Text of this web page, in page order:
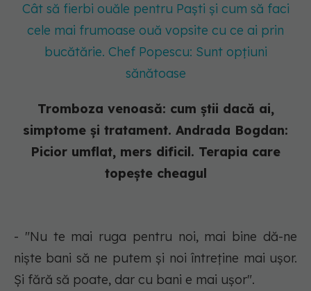
Cât să fierbi ouăle pentru Paști și cum să faci
cele mai frumoase ouă vopsite cu ce ai prin
bucătărie. Chef Popescu: Sunt opțiuni
sănătoase
Tromboza venoasă: cum știi dacă ai,
simptome și tratament. Andrada Bogdan:
Picior umflat, mers dificil. Terapia care
topește cheagul
- "Nu te mai ruga pentru noi, mai bine dă-ne
niște bani să ne putem și noi întreține mai ușor.
Și fără să poate, dar cu bani e mai ușor".